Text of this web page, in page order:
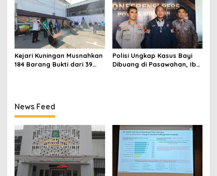
Rp529 Juta
Kejari Kuningan Musnahkan
184 Barang Bukti dari 39
Polisi Ungkap Kasus Bayi
Dibuang di Pasawahan, Ibu
News Feed